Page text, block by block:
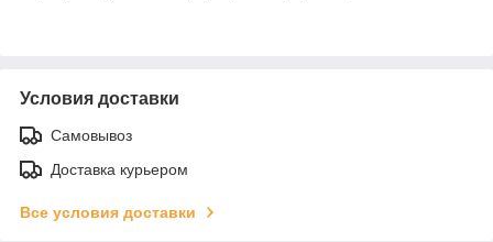
Условия доставки
Самовывоз
Доставка курьером
Все условия доставки